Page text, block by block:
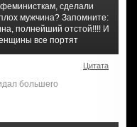
сделали
мужчина? Запомните:
полнейший отстой!!!! И
все портят
Цитата
большего